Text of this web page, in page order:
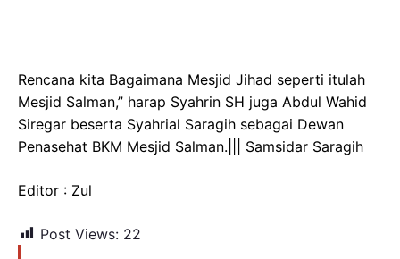
Rencana kita Bagaimana Mesjid Jihad seperti itulah
Mesjid Salman,” harap Syahrin SH juga Abdul Wahid
Siregar beserta Syahrial Saragih sebagai Dewan
Penasehat BKM Mesjid Salman.||| Samsidar Saragih
Editor : Zul
Post Views: 22